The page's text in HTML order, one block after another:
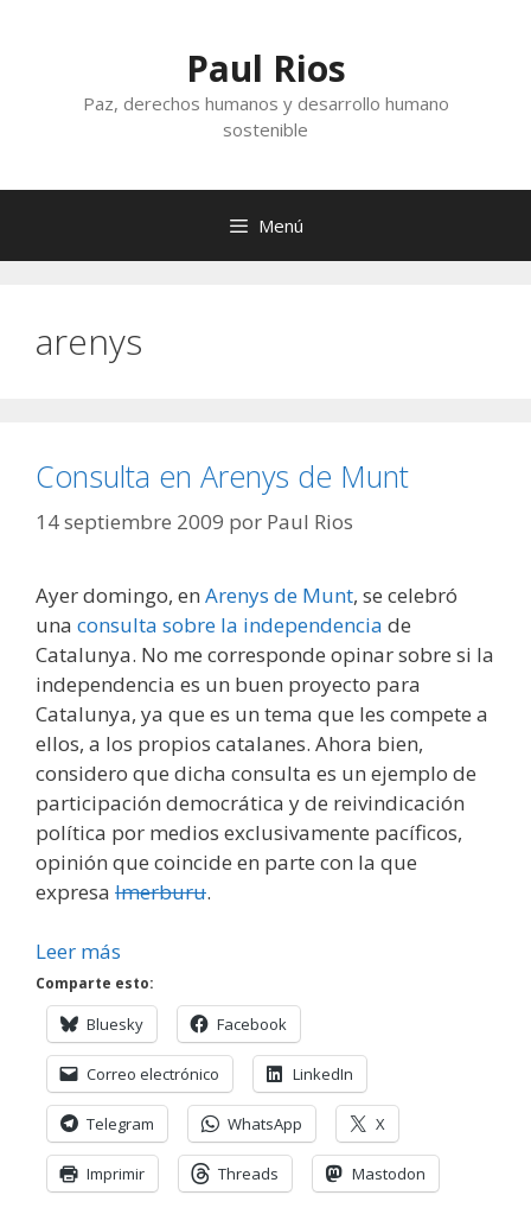
Paul Rios
Paz, derechos humanos y desarrollo humano
sostenible
Menú
arenys
Consulta en Arenys de Munt
14 septiembre 2009 por Paul Rios
Ayer domingo, en Arenys de Munt, se celebró
una consulta sobre la independencia de
Catalunya. No me corresponde opinar sobre si la
independencia es un buen proyecto para
Catalunya, ya que es un tema que les compete a
ellos, a los propios catalanes. Ahora bien,
considero que dicha consulta es un ejemplo de
participación democrática y de reivindicación
política por medios exclusivamente pacíficos,
opinión que coincide en parte con la que
expresa Imerburu.
Leer más
Comparte esto:
Bluesky Facebook
Correo electrónico LinkedIn
Telegram WhatsApp X
Imprimir Threads Mastodon